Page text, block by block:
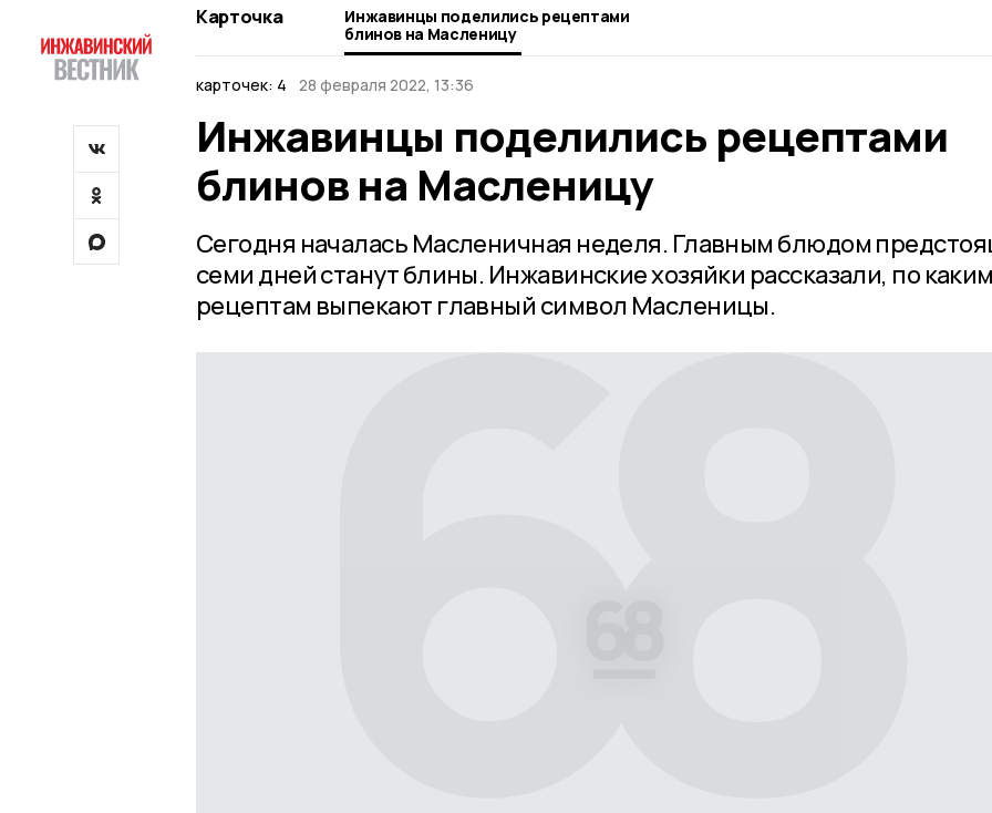
Карточка
Инжавинцы поделились рецептами
блинов на Масленицу
карточек: 4 28 февраля 2022, 13:36
Инжавинцы поделились рецептами
блинов на Масленицу
Сегодня началась Масленичная неделя. Главным блюдом
семи дней станут блины. Инжавинские хозяйки рассказали, по каким
рецептам выпекают главный символ Масленицы.